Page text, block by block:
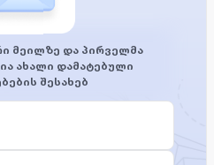
მეილზე და პირველმა
ახალი დამატებული
შესახებ